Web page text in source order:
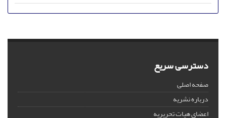
دسترسی سریع
صفحه اصلی
درباره نشریه
اعضای هیات تحریریه